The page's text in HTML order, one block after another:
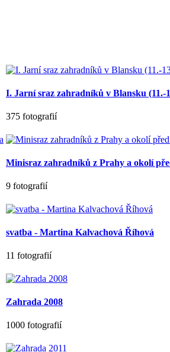
I. Jarní sraz zahradníků v Blansku (11.-
375 fotografií
Minisraz zahradníků z Prahy a okolí
9 fotografií
svatba - Martina Kalvachová Říhová
11 fotografií
Zahrada 2008
1000 fotografií